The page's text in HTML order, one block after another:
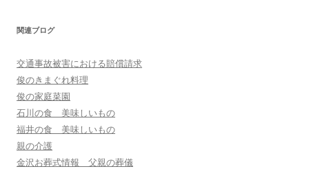
関連ブログ
交通事故被害における賠償請求
俊のきまぐれ料理
俊の家庭菜園
石川の食 美味しいもの
福井の食 美味しいもの
親の介護
金沢お葬式情報 父親の葬儀